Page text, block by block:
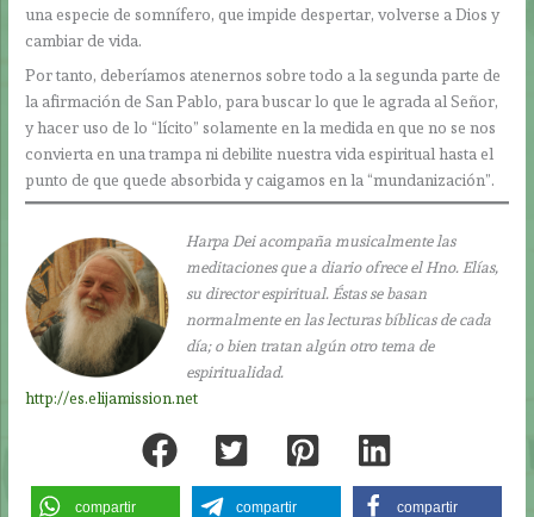
una especie de somnífero, que impide despertar, volverse a Dios y
cambiar de vida.
Por tanto, deberíamos atenernos sobre todo a la segunda parte de
la afirmación de San Pablo, para buscar lo que le agrada al Señor,
y hacer uso de lo “lícito” solamente en la medida en que no se nos
convierta en una trampa ni debilite nuestra vida espiritual hasta el
punto de que quede absorbida y caigamos en la “mundanización”.
Harpa Dei acompaña musicalmente las
meditaciones que a diario ofrece el Hno. Elías,
su director espiritual. Éstas se basan
normalmente en las lecturas bíblicas de cada
día; o bien tratan algún otro tema de
espiritualidad.
http://es.elijamission.net
compartir compartir compartir